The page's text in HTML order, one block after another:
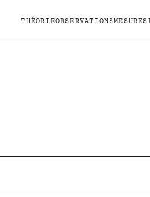
THÉORIEOBSERVATIONSMESURES